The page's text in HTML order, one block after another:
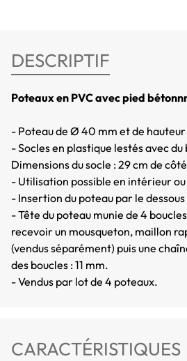
DESCRIPTIF
Poteaux en PVC avec pied
- Poteau de Ø 40 mm et de
- Socles en plastique lestés avec du
Dimensions du socle : 29 cm de
- Utilisation possible en intérieur
- Insertion du poteau par le dessous
- Tête du poteau munie de 4
recevoir un mousqueton, maillon
(vendus séparément) puis une
des boucles : 11 mm.
- Vendus par lot de 4 poteaux.
CARACTÉRISTIQUES